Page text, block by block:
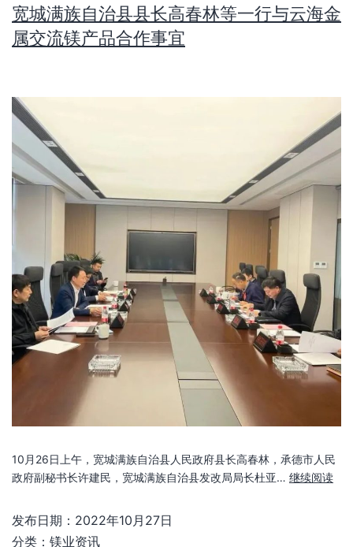
宽城满族自治县县长高春林等一行与云海金
属交流镁产品合作事宜
10月26日上午，宽城满族自治县人民政府县长高春林，承德市人民
政府副秘书长许建民，宽城满族自治县发改局局长杜亚… 继续阅读
发布日期： 2022年10月27日
分类： 镁业资讯